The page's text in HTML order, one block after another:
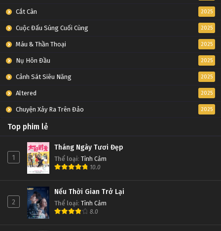
Cắt Cân 2025
Cuộc Đấu Súng Cuối Cùng 2025
Máu & Thần Thoại 2025
Nụ Hôn Đầu 2025
Cảnh Sát Siêu Năng 2025
Altered 2025
Chuyện Xảy Ra Trên Đảo 2025
Top phim lẻ
1
Tháng Ngày Tươi Đẹp
Thể loại: Tình Cảm
10.0
2
Nếu Thời Gian Trở Lại
Thể loại: Tình Cảm
8.0